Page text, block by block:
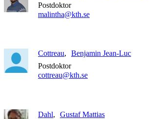
Postdoktor
malintha@kth.se
Cottreau
Benjamin Jean-Luc
Postdoktor
cottreau@kth.se
Dahl
Gustaf Mattias